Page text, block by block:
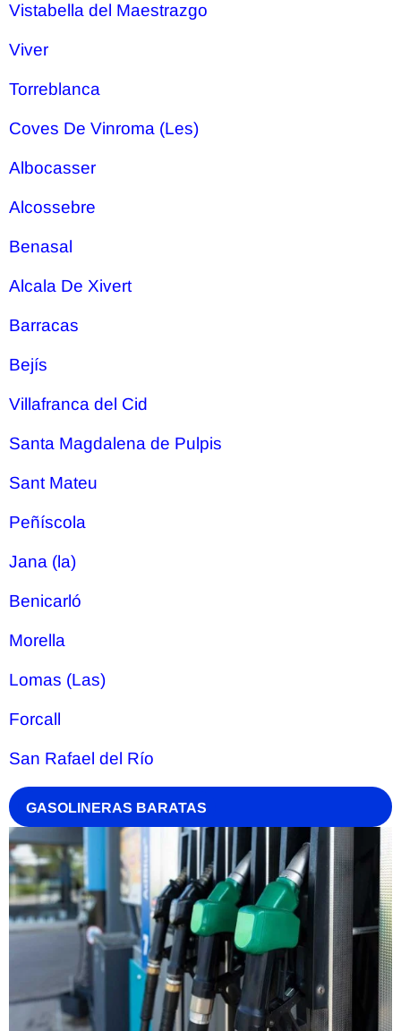
Vistabella del Maestrazgo
Viver
Torreblanca
Coves De Vinroma (Les)
Albocasser
Alcossebre
Benasal
Alcala De Xivert
Barracas
Bejís
Villafranca del Cid
Santa Magdalena de Pulpis
Sant Mateu
Peñíscola
Jana (la)
Benicarló
Morella
Lomas (Las)
Forcall
San Rafael del Río
GASOLINERAS BARATAS